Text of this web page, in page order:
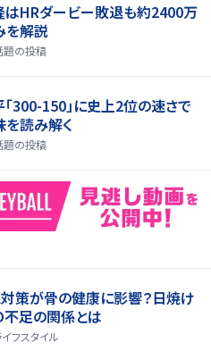
はHRダービー敗退も約2400万
を解説
題の投稿
「300-150」に史上2位の速さで
読み解く
題の投稿
策が骨の健康に影響？日焼け
不足の関係とは
イフスタイル